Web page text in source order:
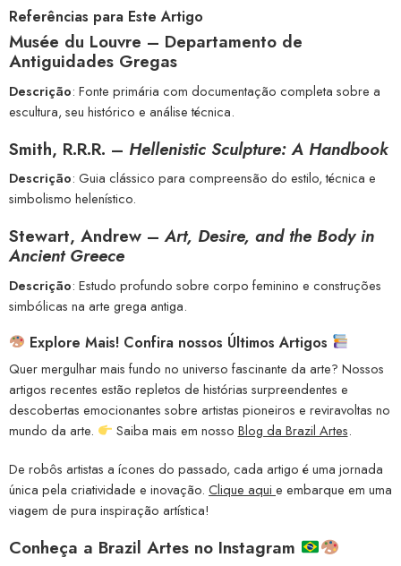
Referências para Este Artigo
Musée du Louvre – Departamento de
Antiguidades Gregas
Descrição: Fonte primária com documentação completa sobre a
escultura, seu histórico e análise técnica.
Smith, R.R.R. – Hellenistic Sculpture: A Handbook
Descrição: Guia clássico para compreensão do estilo, técnica e
simbolismo helenístico.
Stewart, Andrew –Art, Desire, and the Body in
Ancient Greece
Descrição: Estudo profundo sobre corpo feminino e construções
simbólicas na arte grega antiga.
Explore Mais! Confira nossos Últimos Artigos
Quer mergulhar mais fundo no universo fascinante da arte? Nossos
artigos recentes estão repletos de histórias surpreendentes e
descobertas emocionantes sobre artistas pioneiros e reviravoltas no
mundo da arte.
Saiba mais em nosso Blog da Brazil Artes.
De robôs artistas a ícones do passado, cada artigo é uma jornada
única pela criatividade e inovação. Clique aqui e embarque em uma
viagem de pura inspiração artística!
Conheça a Brazil Artes no Instagram